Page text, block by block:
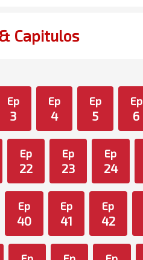
Capitulos
Ep
3
Ep
4
Ep
5
Ep
6
Ep
22
Ep
23
Ep
24
Ep
40
Ep
41
Ep
42